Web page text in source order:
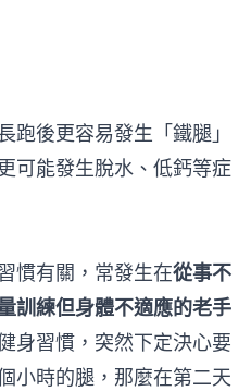
跑後更容易發生「鐵腿」
可能發生脫水、低鈣等症
慣有關，常發生在從事不
訓練但身體不適應的老手
身習慣，突然下定決心要
小時的腿，那麼在第二天